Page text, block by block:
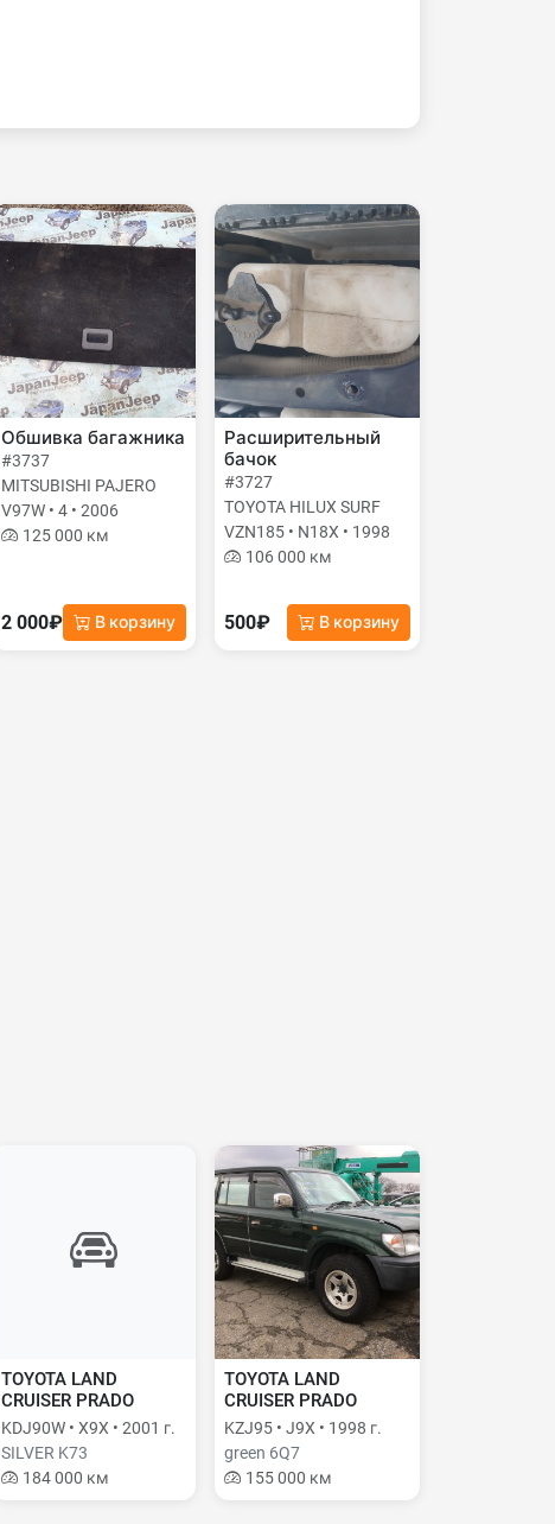
Обшивка багажника
#3737
MITSUBISHI PAJERO
V97W • 4 • 2006
125 000 км
2 000₽ В корзину
Расширительный
бачок
#3727
TOYOTA HILUX SURF
VZN185 • N18X • 1998
106 000 км
500₽ В корзину
TOYOTA LAND
CRUISER PRADO
KDJ90W • X9X • 2001 г.
SILVER K73
184 000 км
TOYOTA LAND
CRUISER PRADO
KZJ95 • J9X • 1998 г.
green 6Q7
155 000 км